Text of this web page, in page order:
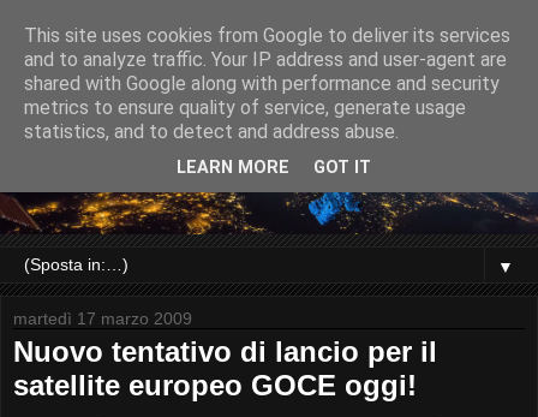
▼
martedì 17 marzo 2009
Nuovo tentativo di lancio per il
satellite europeo GOCE oggi!
This site uses cookies from Google to deliver its services
and to analyze traffic. Your IP address and user-agent are
shared with Google along with performance and security
metrics to ensure quality of service, generate usage
statistics, and to detect and address abuse.
LEARN MORE GOT IT